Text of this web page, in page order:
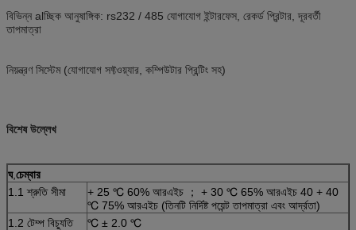
বিভিন্ন alচ্ছিক আনুষাঙ্গিক: rs232 / 485 যোগাযোগ ইন্টারফেস, রেকর্ড প্রিন্টার, দূরবর্তী
তাপমাত্রা
নিয়ন্ত্রণ সিস্টেম (যোগাযোগ সফ্টওয়্যার, কম্পিউটার প্রিন্টিং সহ)
বিশেষ উল্লেখ
ঘ,চেম্বার
1.1 শ্রুতি সীমা
+ 25 ℃ 60% আরএইচ ； + 30 ℃ 65% আরএইচ 40 + 40
℃ 75% আরএইচ (তিনটি নির্দিষ্ট পয়েন্ট তাপমাত্রা এবং আর্দ্রতা)
1.2 টেম্প বিচ্যুতি
℃ ± 2.0 ℃